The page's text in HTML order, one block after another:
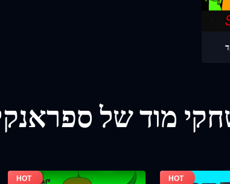
מוד של